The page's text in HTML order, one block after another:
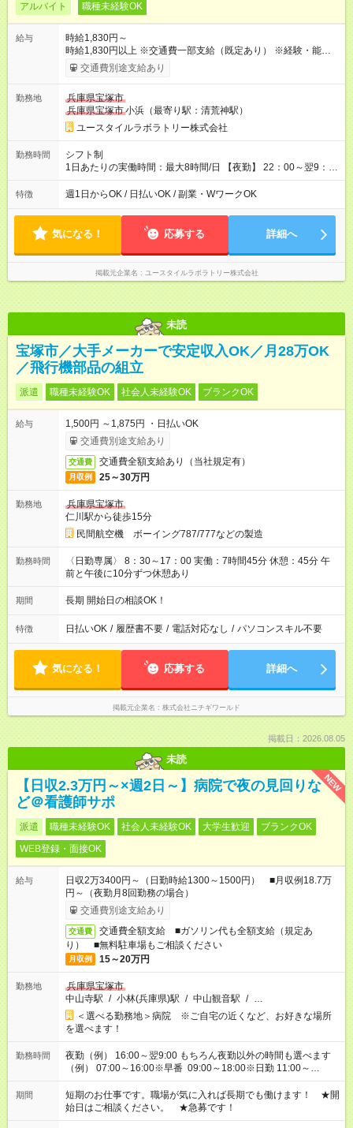
アルバイト 職種未経験OK
給与
時給1,830円～
時給1,830円以上 ※交通費一部支給（既定あり） ※経験・能力を
考慮して決定します 【収入例】 週1回勤務の場合：1,830円×8時
間×4回=5万8,560円 週3回勤務の場合：1,830円×8時間×12回
月 ※ 雇用形態と給与に、本採用時と異なる部分があります。 雇
用形態：本採用時と同じです。 給与：時給 1,550円以上
交通費別途支給あり
勤務地
兵庫県宝塚市
兵庫県宝塚市小浜（最寄り駅：清荒神駅）
ユースタイルラボラトリー株式会社
勤務時間
シフト制
1日あたりの実働時間：最大8時間/日 【夜勤】 22：00～翌9：
00 ※週1日～OK ／ 夜勤専従 ＊＊ 勤務時間例 ＊＊ ■22時か
ら翌7時 ■23時から翌8時 ■24時から翌9時 など ※上記の時間
ます。 ※曜日固定（毎週同じ曜日での勤務となります）
特徴 週1日からOK / 日払いOK / 副業・WワークOK
気になる！ 応募する 詳細へ
掲載元企業名 ユースタイルラボラトリー株式会社
未読
宝塚市／大手メーカーで安定収入OK／月28万OK
／飛行機部品の組立
派遣 職種未経験OK 社会人未経験OK ブランクOK
給与
1,500円 ～1,875円 ・日払いOK
交通費別途支給あり
交通費 交通費全額支給あり（当社規定有）
月収例 25～30万円
勤務地
兵庫県宝塚市
仁川駅から徒歩15分
民間航空機 ボーイング787/777などの製造
勤務時間
〈日勤専属〉 8：30～17：00 実働：7時間45分 休憩：45分 午
前と午後に10分ずつ休憩あり
期間 長期 開始日の相談OK！
特徴 日払いOK / 履歴書不要 / 電話対応なし / パソコンスキル不要
気になる！ 応募する 詳細へ
掲載元企業名 株式会社ニチギワールド
掲載日：2026.08.05
未読
NEW
【日収2.3万円～×週2日～】病院で夜の見回りな
ど＠看護師サポ
派遣 職種未経験OK 社会人未経験OK 大学生歓迎
ブランクOK
WEB登録・面接OK
給与
日収2万3400円～（日勤時給1300～1500円） ■月収例18.7万
円～（夜勤月8回勤務の場合）
交通費別途支給あり
交通費
交通費全額支給 ■ガソリン代も全額支給（規定あ
り） ■無料駐車場もご相談ください
月収例 15～20万円
勤務地
兵庫県宝塚市
中山寺駅 / 小林(兵庫県)駅 / 中山観音駅 / …
＜選べる勤務地＞病院 ※ご自宅の近くなど、お好きな場所
を選べます！
勤務時間
夜勤（例） 16:00～翌9:00 もちろん夜勤以外の時間も選べます
（例） 07:00～16:00※早番 09:00～18:00※日勤 11:00～
20:00※遅番 ※時間は、固定・選べる施設もあるので、ご希望が
あれば調整できます！ ※シフト制。勤務地により実働時間が異
なります。★家庭の都合でお休みが必要な場合も遠慮なくご相談
ください。
期間
短期のお仕事です。職場が気に入れば長期でも働けます！ ★開
始日はご相談ください。 ★急募です！